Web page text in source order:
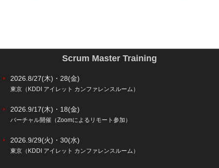
Scrum Master Training
2026.8/27(木)・28(金)
東京（KDDI アイレット カンファレンスルーム）
2026.9/17(木)・18(金)
バーチャル開催（Zoomによるリモート参加）
2026.9/29(火)・30(水)
東京（KDDI アイレット カンファレンスルーム）